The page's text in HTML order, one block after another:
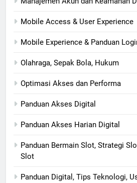
Mobile Access & User Experience
Mobile Experience & Panduan
Olahraga, Sepak Bola, Hukum
Optimasi Akses dan Performa
Panduan Akses Digital
Panduan Akses Harian Digital
Panduan Bermain Slot, Strategi
Slot
Panduan Digital, Tips Teknologi,